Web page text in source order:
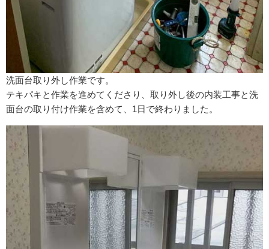
洗面台取り外し作業です。
テキパキと作業を進めてくださり、取り外し後の内装工事と洗
面台の取り付け作業を含めて、1日で終わりました。